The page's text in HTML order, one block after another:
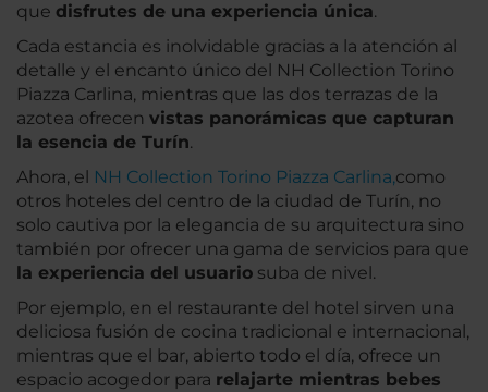
que disfrutes de una experiencia única.
Cada estancia es inolvidable gracias a la atención al
detalle y el encanto único del NH Collection Torino
Piazza Carlina, mientras que las dos terrazas de la
azotea ofrecen vistas panorámicas que capturan
la esencia de Turín.
Ahora, el NH Collection Torino Piazza Carlina,como
otros hoteles del centro de la ciudad de Turín, no
solo cautiva por la elegancia de su arquitectura sino
también por ofrecer una gama de servicios para que
la experiencia del usuario suba de nivel.
Por ejemplo, en el restaurante del hotel sirven una
deliciosa fusión de cocina tradicional e internacional,
mientras que el bar, abierto todo el día, ofrece un
espacio acogedor para relajarte mientras bebes